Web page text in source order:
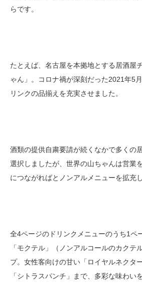
らです。
たとえば、名古屋を本拠地とする居酒屋
ゃん」。コロナ禍が深刻だった2021年5
リンクの品揃えを充実させました。
酒類の提供自粛要請が続くなかで多くの
選択しましたが、世界の山ちゃんは営業
につながればとノンアルメニューを拡充
全4ページのドリンクメニューのうち1ペ
「モクテル」（ノンアルコールのカクテ
プ。女性客向けの甘い「ロイヤルネクタ
「シトラスパンチ」まで、多彩な味わい